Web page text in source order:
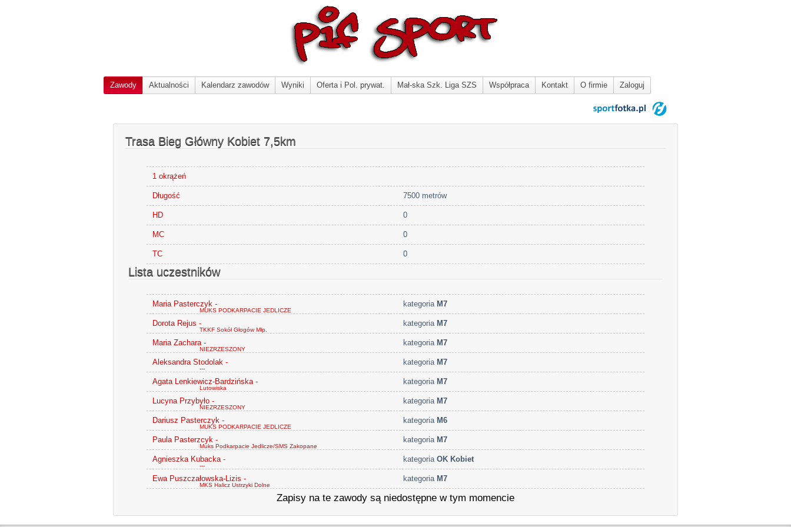
Zawody Aktualności Kalendarz zawodów Wyniki Oferta i Pol. prywat. Mał-ska Szk. Liga SZS Współpraca Kontakt O firmie Zaloguj
Trasa Bieg Główny Kobiet 7,5km
1 okrążeń
Długość 7500 metrów
HD 0
MC 0
TC 0
Lista uczestników
MUKS PODKARPACIE JEDLICZE
Maria Pasterczyk - kategoria M7
TKKF Sokół Głogów Młp.
Dorota Rejus - kategoria M7
NIEZRZESZONY
Maria Zachara - kategoria M7
---
Aleksandra Stodolak - kategoria M7
Lutowiska
Agata Lenkiewicz-Bardzińska - kategoria M7
NIEZRZESZONY
Lucyna Przybyło - kategoria M7
MUKS PODKARPACIE JEDLICZE
Dariusz Pasterczyk - kategoria M6
Muks Podkarpacie Jedlicze/SMS Zakopane
Paula Pasterzcyk - kategoria M7
---
Agnieszka Kubacka - kategoriaOK Kobiet
MKS Halicz Ustrzyki Dolne
Ewa Puszczałowska-Lizis - kategoria M7
Zapisy na te zawody są niedostępne w tym momencie